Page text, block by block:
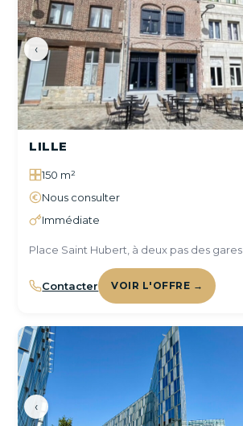
‹
LILLE
150 m²
Nous consulter
Immédiate
Place Saint Hubert, à deux pas des gares
Contacter VOIR L'OFFRE →
‹